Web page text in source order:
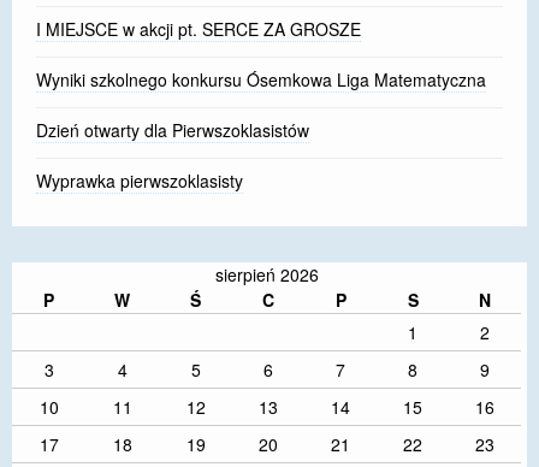
I MIEJSCE w akcji pt. SERCE ZA GROSZE
Wyniki szkolnego konkursu Ósemkowa Liga Matematyczna
Dzień otwarty dla Pierwszoklasistów
Wyprawka pierwszoklasisty
sierpień 2026
P
W Ś C P S
N
1
2
3
4 5 6 7 8
9
10
11 12 13 14 15
16
17
18 19 20 21 22
23